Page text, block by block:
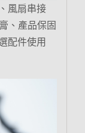
風扇串接
、產品保固
配件使用